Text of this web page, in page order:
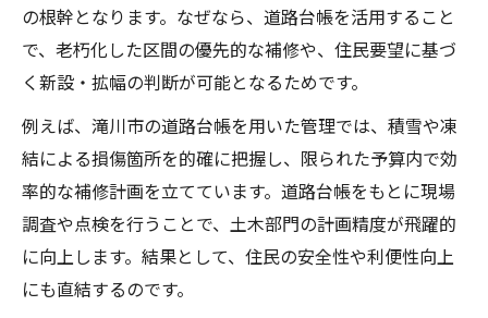
の根幹となります。なぜなら、道路台帳を活用すること
で、老朽化した区間の優先的な補修や、住民要望に基づ
く新設・拡幅の判断が可能となるためです。
例えば、滝川市の道路台帳を用いた管理では、積雪や凍
結による損傷箇所を的確に把握し、限られた予算内で効
率的な補修計画を立てています。道路台帳をもとに現場
調査や点検を行うことで、土木部門の計画精度が飛躍的
に向上します。結果として、住民の安全性や利便性向上
にも直結するのです。